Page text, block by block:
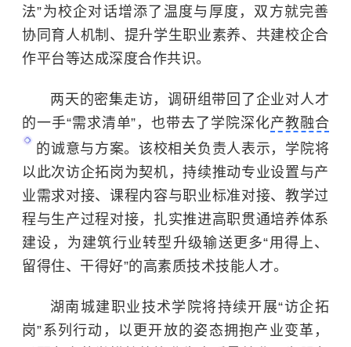
法”为校企对话增添了温度与厚度，双方就完善
协同育人机制、提升学生职业素养、共建校企合
作平台等达成深度合作共识。
两天的密集走访，调研组带回了企业对人才
的一手“需求清单”，也带去了学院深化产教融合
的诚意与方案。该校相关负责人表示，学院将
以此次访企拓岗为契机，持续推动专业设置与产
业需求对接、课程内容与职业标准对接、教学过
程与生产过程对接，扎实推进高职贯通培养体系
建设，为建筑行业转型升级输送更多“用得上、
留得住、干得好”的高素质技术技能人才。
湖南城建职业技术学院将持续开展“访企拓
岗”系列行动，以更开放的姿态拥抱产业变革，